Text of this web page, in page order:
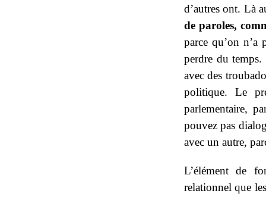
d’autres ont. Là
de paroles,
parce qu’on n’a
perdre du
avec des
politique. Le
parlementaire,
pouvez pas
avec un autre,
L’élément de
relationnel que